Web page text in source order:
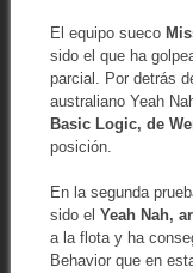
El equipo sueco
sido el que ha
parcial. Por detrás
australiano Yeah
Basic Logic, de
posición.
En la segunda
sido el Yeah Nah,
a la flota y ha
Behavior que en